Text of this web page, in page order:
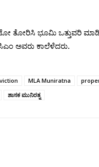
ಭೂಮಿ ಒತ್ತುವರಿ
ಅವರು ಕಾಲೆಳೆದರು.
MLA Muniratna
ಶಾಸಕ ಮುನಿರತ್ನ